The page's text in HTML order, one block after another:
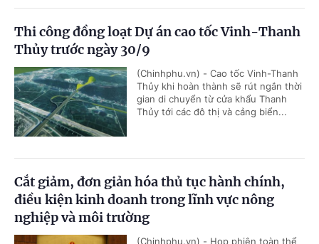
Thi công đồng loạt Dự án cao tốc Vinh-Thanh
Thủy trước ngày 30/9
(Chinhphu.vn) - Cao tốc Vinh-Thanh
Thủy khi hoàn thành sẽ rút ngắn thời
gian di chuyển từ cửa khẩu Thanh
Thủy tới các đô thị và cảng biển...
Cắt giảm, đơn giản hóa thủ tục hành chính,
điều kiện kinh doanh trong lĩnh vực nông
nghiệp và môi trường
(Chinhphu.vn) - Họp phiên toàn thể